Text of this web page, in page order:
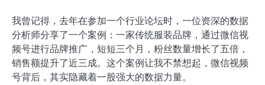
我曾记得，去年在参加一个行业论坛时，一位资深的数据
分析师分享了一个案例：一家传统服装品牌，通过微信视
频号进行品牌推广，短短三个月，粉丝数量增长了五倍，
销售额提升了近三成。这个案例让我不禁想起，微信视频
号背后，其实隐藏着一股强大的数据力量。